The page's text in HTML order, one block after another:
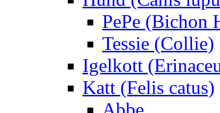
PePe (Bichon
Tessie (Collie)
Igelkott
Katt (Felis catus)